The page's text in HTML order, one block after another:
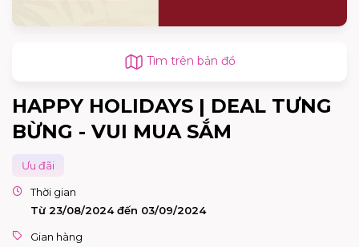
Tìm trên bản đồ
HAPPY HOLIDAYS | DEAL TƯNG
BỪNG - VUI MUA SẮM
Ưu đãi
Thời gian
Từ 23/08/2024 đến 03/09/2024
Gian hàng